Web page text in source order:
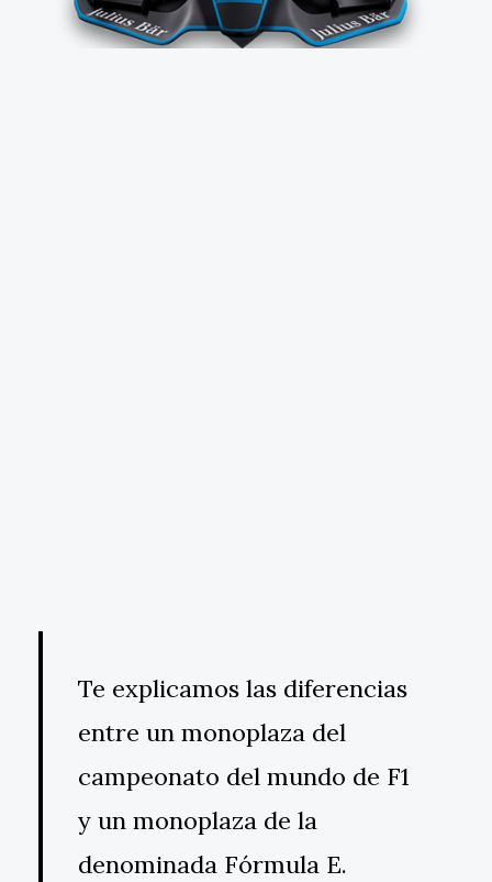
Te explicamos las diferencias
entre un monoplaza del
campeonato del mundo de F1
y un monoplaza de la
denominada Fórmula E.